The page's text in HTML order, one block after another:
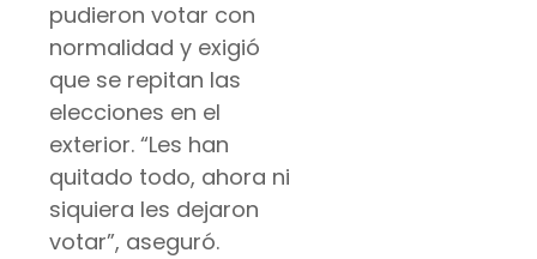
pudieron votar con
normalidad y exigió
que se repitan las
elecciones en el
exterior. “Les han
quitado todo, ahora ni
siquiera les dejaron
votar”, aseguró.